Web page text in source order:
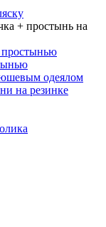
+ простынь на
одеялом
на резинке